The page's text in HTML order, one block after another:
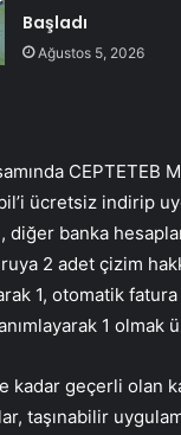
Başladı
Ağustos 5, 2026
CEPTETEB
ücretsiz indirip
diğer banka
2 adet çizim
1, otomatik fatura
1
kadar geçerli olan
taşınabilir